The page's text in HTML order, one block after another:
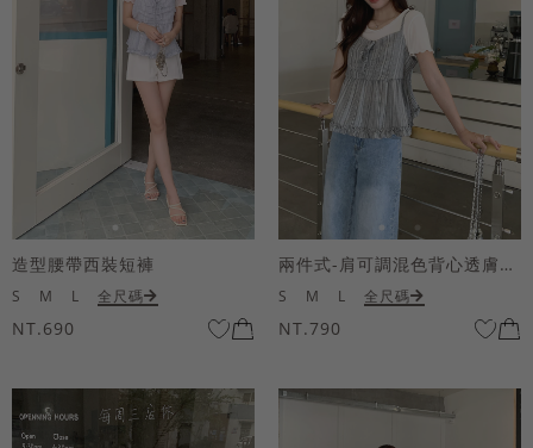
造型腰帶西裝短褲
S M L 全尺碼
NT.690
兩件式-肩可調混色背心透膚上衣套組
S M L 全尺碼
NT.790